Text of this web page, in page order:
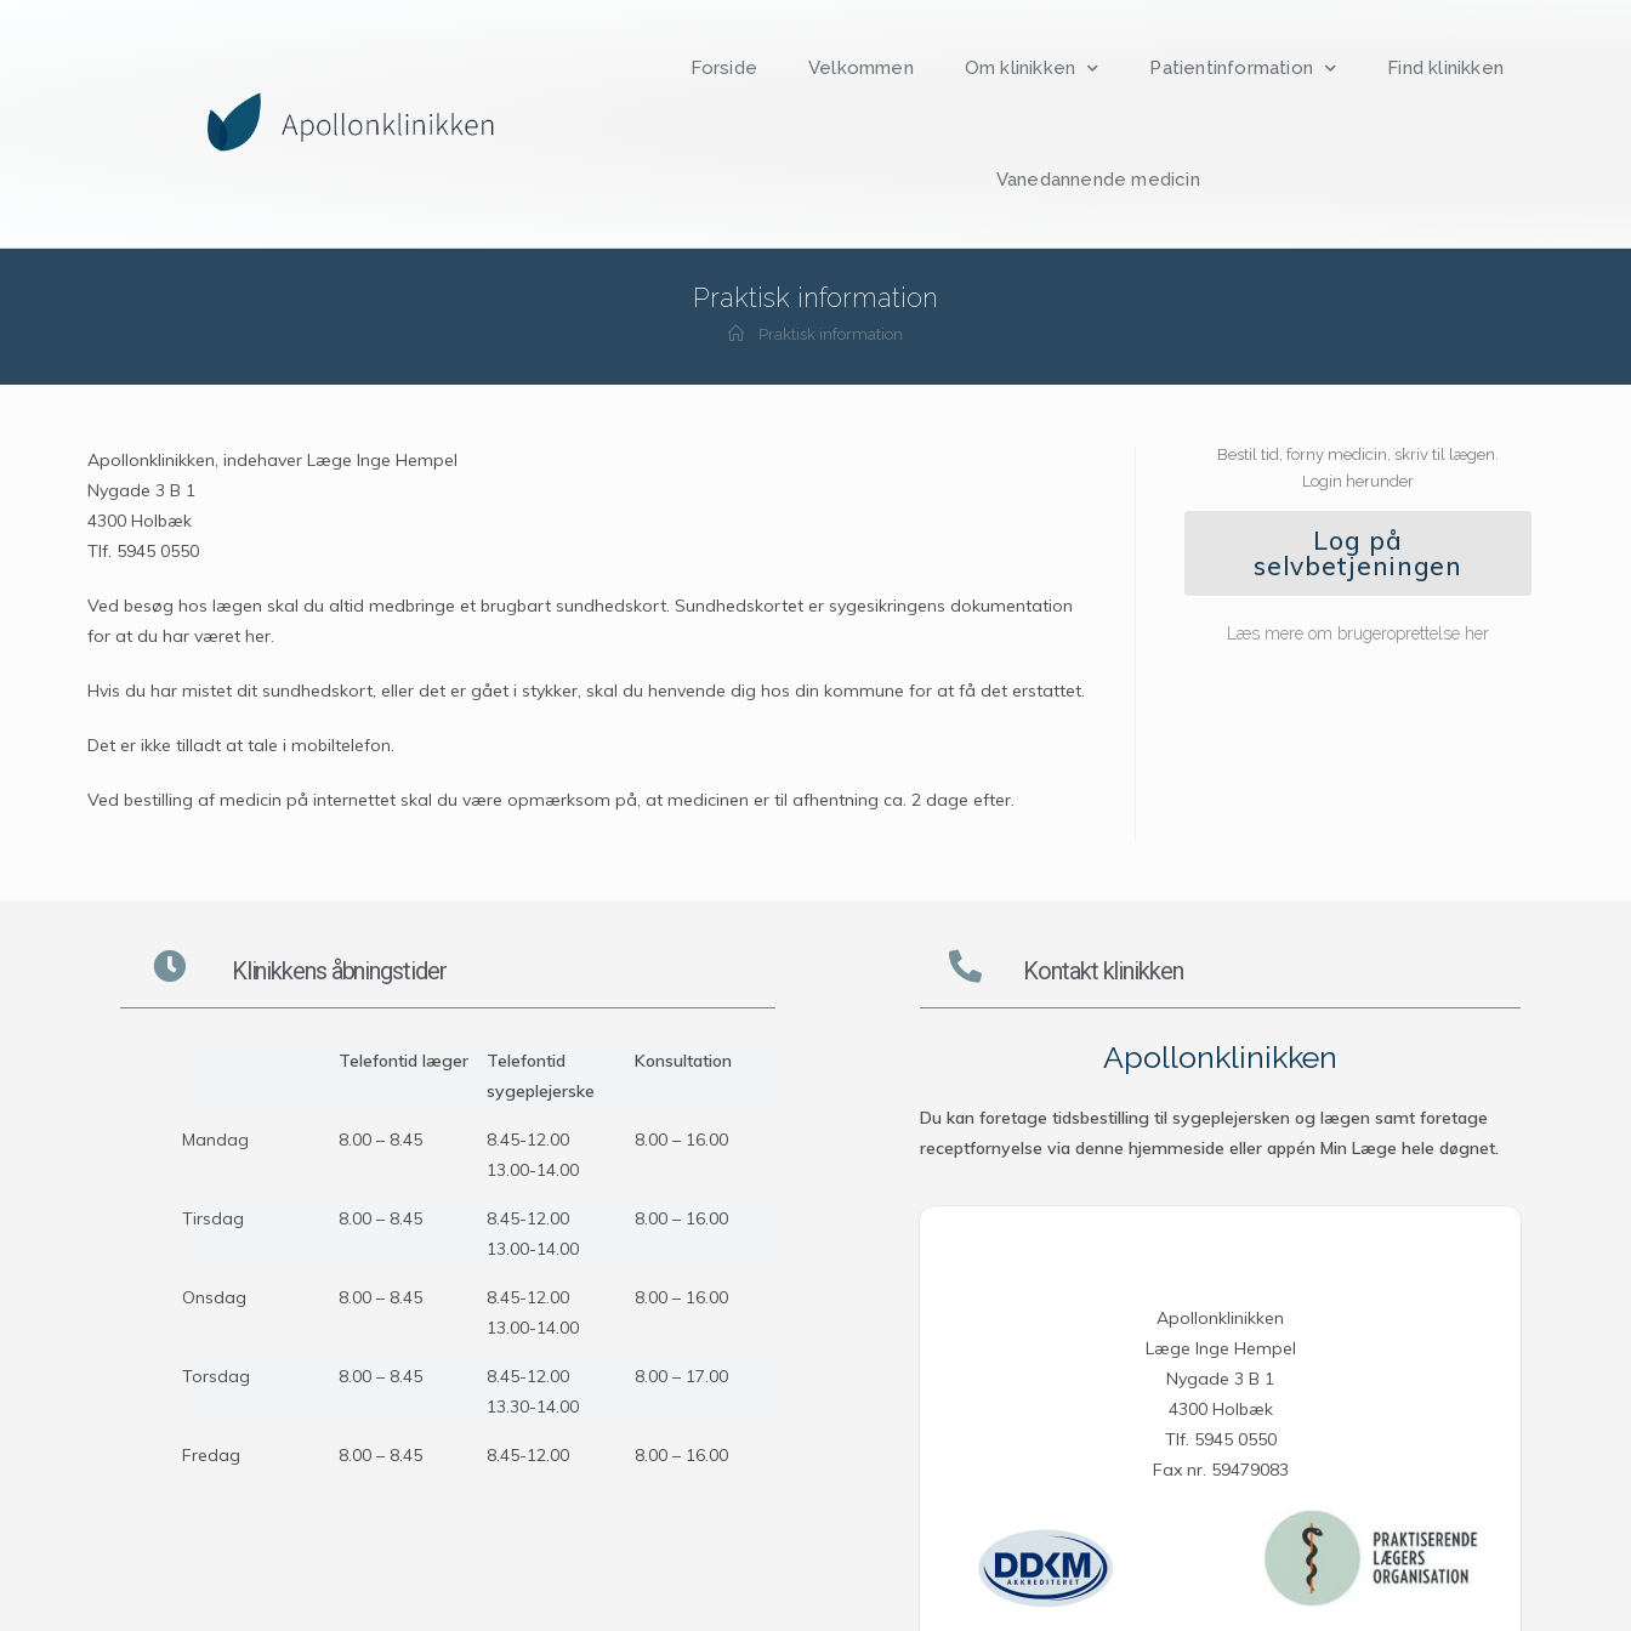
Forside Velkommen Om klinikken Patientinformation Find klinikken
Vanedannende medicin
Praktisk information
Praktisk information
Apollonklinikken, indehaver Læge Inge Hempel
Nygade 3 B 1
4300 Holbæk
Tlf. 5945 0550
Ved besøg hos lægen skal du altid medbringe et brugbart sundhedskort. Sundhedskortet er sygesikringens dokumentation
for at du har været her.
Hvis du har mistet dit sundhedskort, eller det er gået i stykker, skal du henvende dig hos din kommune for at få det erstattet.
Det er ikke tilladt at tale i mobiltelefon.
Ved bestilling af medicin på internettet skal du være opmærksom på, at medicinen er til afhentning ca. 2 dage efter.
Bestil tid, forny medicin, skriv til lægen.
Login herunder
Log på
selvbetjeningen
Læs mere om brugeroprettelse her
Klinikkens åbningstider
Telefontid læger
Telefontid
sygeplejerske
Konsultation
Mandag 8.00 – 8.45
8.45-12.00
13.00-14.00
8.00 – 16.00
Tirsdag 8.00 – 8.45
8.45-12.00
13.00-14.00
8.00 – 16.00
Onsdag 8.00 – 8.45
8.45-12.00
13.00-14.00
8.00 – 16.00
Torsdag 8.00 – 8.45
8.45-12.00
13.30-14.00
8.00 – 17.00
Fredag 8.00 – 8.45 8.45-12.00 8.00 – 16.00
Kontakt klinikken
Apollonklinikken
Du kan foretage tidsbestilling til sygeplejersken og lægen samt foretage
receptfornyelse via denne hjemmeside eller appén Min Læge hele døgnet.
Apollonklinikken
Læge Inge Hempel
Nygade 3 B 1
4300 Holbæk
Tlf. 5945 0550
Fax nr. 59479083